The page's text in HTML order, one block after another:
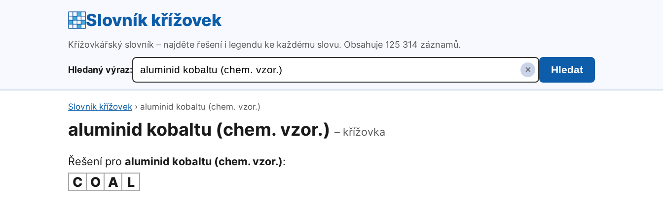
Slovník křížovek
Křížovkářský slovník – najděte řešení i legendu ke každému slovu. Obsahuje 125 314 záznamů.
Hledaný výraz: × Hledat
Slovník křížovek › aluminid kobaltu (chem. vzor.)
aluminid kobaltu (chem. vzor.) – křížovka
Řešení pro aluminid kobaltu (chem. vzor.):
C O A L